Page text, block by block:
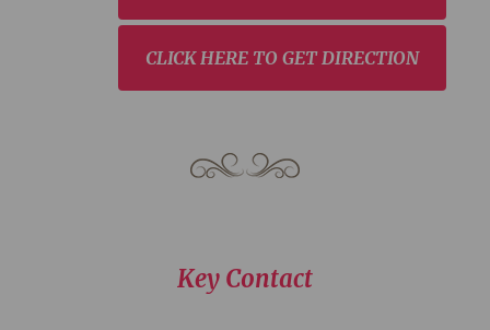
CLICK HERE TO GET DIRECTION
Key Contact